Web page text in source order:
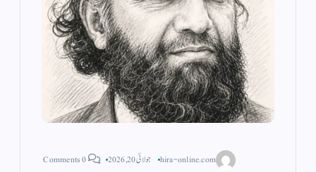
hira-online.com جولائی 20, 2026